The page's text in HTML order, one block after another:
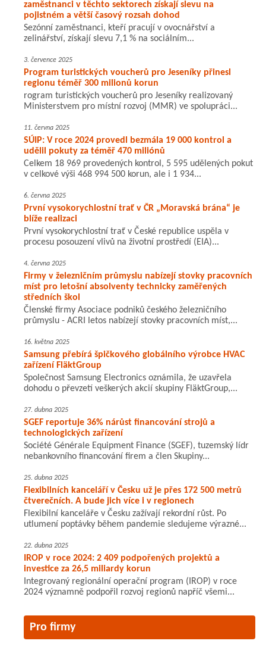
zaměstnanci v těchto sektorech získají slevu na
pojistném a větší časový rozsah dohod
Sezónní zaměstnanci, kteří pracují v ovocnářství a
zelinářství, získají slevu 7,1 % na sociálním...
3. července 2025
Program turistických voucherů pro Jeseníky přinesl
regionu téměř 300 milionů korun
rogram turistických voucherů pro Jeseníky realizovaný
Ministerstvem pro místní rozvoj (MMR) ve spolupráci...
11. června 2025
SÚIP: V roce 2024 provedl bezmála 19 000 kontrol a
udělil pokuty za téměř 470 miliónů
Celkem 18 969 provedených kontrol, 5 595 udělených pokut
v celkové výši 468 994 500 korun, ale i 1 934...
6. června 2025
První vysokorychlostní trať v ČR „Moravská brána“ je
blíže realizaci
První vysokorychlostní trať v České republice uspěla v
procesu posouzení vlivů na životní prostředí (EIA)...
4. června 2025
Firmy v železničním průmyslu nabízejí stovky pracovních
míst pro letošní absolventy technicky zaměřených
středních škol
Členské firmy Asociace podniků českého železničního
průmyslu - ACRI letos nabízejí stovky pracovních míst,...
16. května 2025
Samsung přebírá špičkového globálního výrobce HVAC
zařízení FläktGroup
Společnost Samsung Electronics oznámila, že uzavřela
dohodu o převzetí veškerých akcií skupiny FläktGroup,...
27. dubna 2025
SGEF reportuje 36% nárůst financování strojů a
technologických zařízení
Société Générale Equipment Finance (SGEF), tuzemský lídr
nebankovního financování firem a člen Skupiny...
25. dubna 2025
Flexibilních kanceláří v Česku už je přes 172 500 metrů
čtverečních. A bude jich více i v regionech
Flexibilní kanceláře v Česku zažívají rekordní růst. Po
utlumení poptávky během pandemie sledujeme výrazné...
22. dubna 2025
IROP v roce 2024: 2 409 podpořených projektů a
investice za 26,5 miliardy korun
Integrovaný regionální operační program (IROP) v roce
2024 významně podpořil rozvoj regionů napříč všemi...
Pro firmy